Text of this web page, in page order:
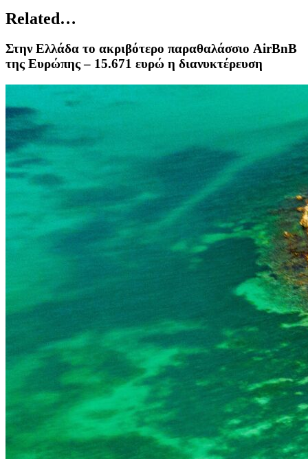
Related…
Στην Ελλάδα το ακριβότερο παραθαλάσσιο AirBnB
της Ευρώπης – 15.671 ευρώ η διανυκτέρευση